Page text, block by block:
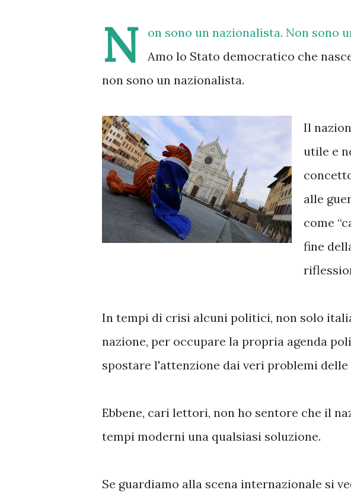
N
on sono un nazionalista. Non sono
Amo lo Stato democratico che
non sono un nazionalista.
Il
utile e
alle
come
fine
In tempi di crisi alcuni politici, non solo
nazione, per occupare la propria agenda
spostare l'attenzione dai veri problemi delle
Ebbene, cari lettori, non ho sentore che il
tempi moderni una qualsiasi soluzione.
Se guardiamo alla scena internazionale si